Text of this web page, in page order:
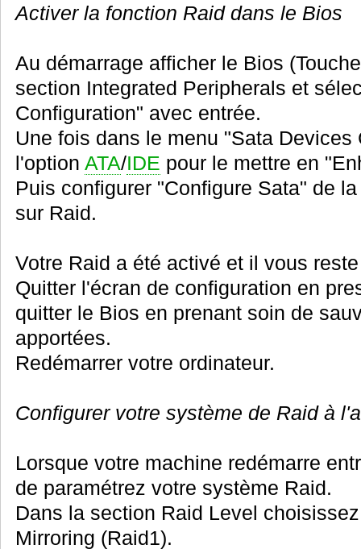
Activer la fonction Raid dans le Bios
Au démarrage afficher le Bios
section Integrated Peripherals et
Configuration" avec entrée.
Une fois dans le menu "Sata
l'option ATA/IDE pour le mettre en
Puis configurer "Configure Sata" de
sur Raid.
Votre Raid a été activé et il vous
Quitter l'écran de configuration en
quitter le Bios en prenant soin de
apportées.
Redémarrer votre ordinateur.
Configurer votre système de Raid à
Lorsque votre machine redémarre
de paramétrez votre système Raid.
Dans la section Raid Level
Mirroring (Raid1).